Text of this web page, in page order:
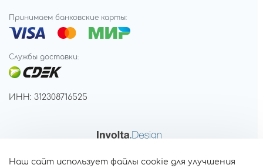
Принимаем банковские карты:
Службы доставки:
ИНН: 312308716525
Наш сайт использует файлы cookie для улучшения